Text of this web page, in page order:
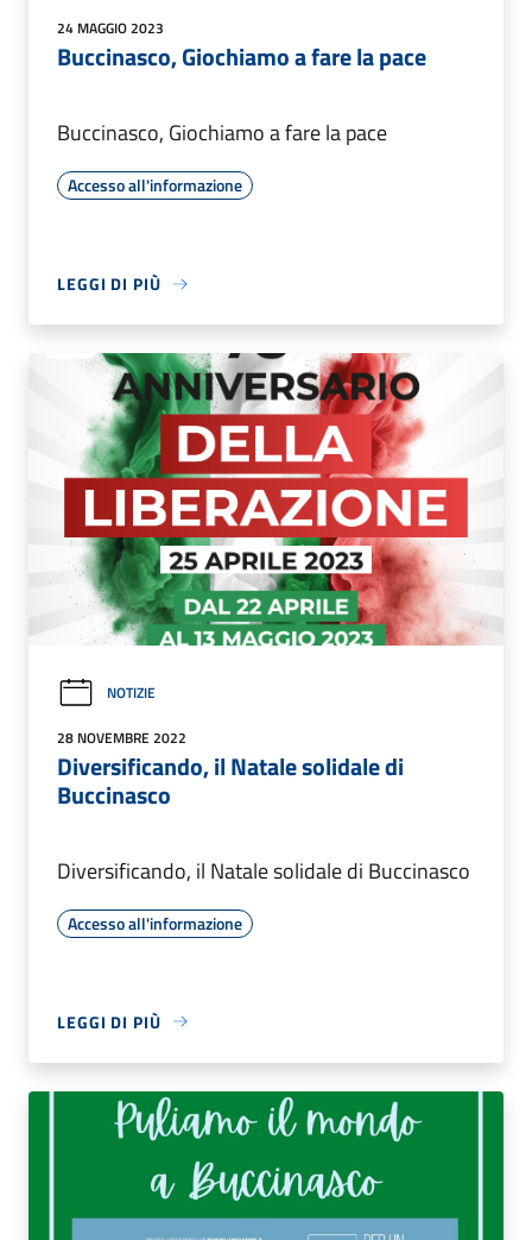
24 MAGGIO 2023
Buccinasco, Giochiamo a fare la pace
Buccinasco, Giochiamo a fare la pace
Accesso all'informazione
LEGGI DI PIÙ
NOTIZIE
28 NOVEMBRE 2022
Diversificando, il Natale solidale di
Buccinasco
Diversificando, il Natale solidale di Buccinasco
Accesso all'informazione
LEGGI DI PIÙ